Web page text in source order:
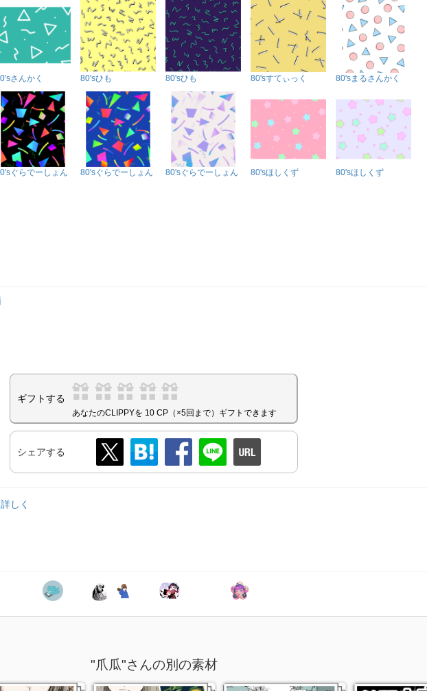
さんかく 80'sひも 80'sひも 80'sすてぃっく 80'sまるさんかく
ぐらでーしょん 80'sぐらでーしょん 80'sぐらでーしょん 80'sほしくず 80'sほしくず
ギフトする
あなたのCLIPPYを 10 CP（×5回まで）ギフトできます
シェアする
しく
"爪瓜"さんの別の素材